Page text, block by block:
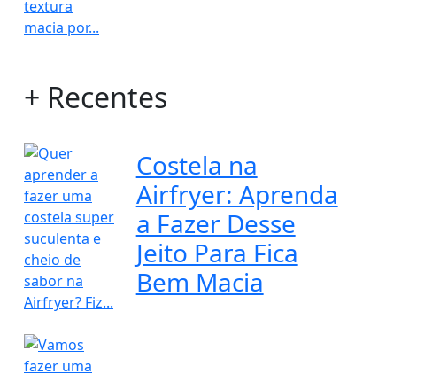
+ Recentes
Costela na
Airfryer: Aprenda
a Fazer Desse
Jeito Para Fica
Bem Macia